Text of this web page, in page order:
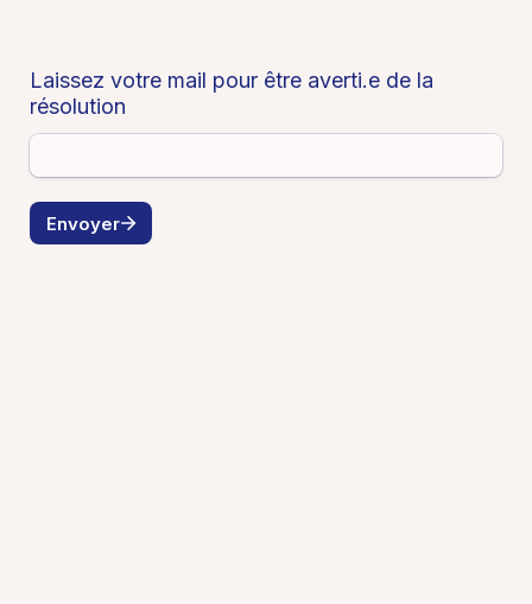
Laissez votre mail pour être averti.e de la
résolution
Envoyer